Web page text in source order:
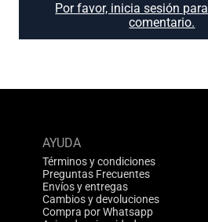
Por favor, inicia sesión
comentario.
AYUDA
Términos y condiciones
Preguntas Frecuentes
Envíos y entregas
Cambios y devoluciones
Compra por Whatsapp